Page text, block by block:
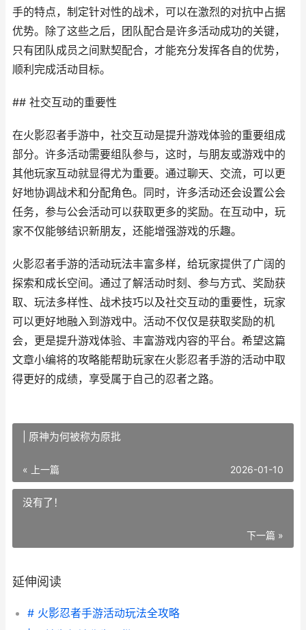
手的特点，制定针对性的战术，可以在激烈的对抗中占据
优势。除了这些之后，团队配合是许多活动成功的关键，
只有团队成员之间默契配合，才能充分发挥各自的优势，
顺利完成活动目标。
## 社交互动的重要性
在火影忍者手游中，社交互动是提升游戏体验的重要组成
部分。许多活动需要组队参与，这时，与朋友或游戏中的
其他玩家互动就显得尤为重要。通过聊天、交流，可以更
好地协调战术和分配角色。同时，许多活动还会设置公会
任务，参与公会活动可以获取更多的奖励。在互动中，玩
家不仅能够结识新朋友，还能增强游戏的乐趣。
火影忍者手游的活动玩法丰富多样，给玩家提供了广阔的
探索和成长空间。通过了解活动时刻、参与方式、奖励获
取、玩法多样性、战术技巧以及社交互动的重要性，玩家
可以更好地融入到游戏中。活动不仅仅是获取奖励的机
会，更是提升游戏体验、丰富游戏内容的平台。希望这篇
文章小编将的攻略能帮助玩家在火影忍者手游的活动中取
得更好的成绩，享受属于自己的忍者之路。
| 原神为何被称为原批
« 上一篇 2026-01-10
没有了！
下一篇 »
延伸阅读
# 火影忍者手游活动玩法全攻略